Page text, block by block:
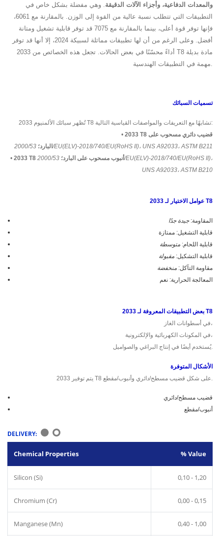
والمعدات الدفاعية، وأجزاء الآلات الدقيقة . وهي مفضلة بشكل خاص في
التطبيقات التي تتطلب نسبة عالية من القوة إلى الوزن. بالمقارنة مع 6061،
فإنها توفر قوة أعلى، بينما بالمقارنة مع 7075 قد توفر قابلية تشغيل ومتانة
أفضل. وعلى الرغم من أن لها تطبيقات مماثلة لسبيكة 2024، إلا أنها قد توفر
أداءً محسّنًا في بعض الحالات. تجعل هذه الخصائص من 2033 T8 مادة بديلة
تسميات السبائك
تُظهر سبائك الألمنيوم 2033 T8 تشابهًا مع التعريفات والمواصفات القياسية التالية:
• 2033 T8 قضيب دائري مسحوب على
البارد؛2000/53/EU(ELV)-2018/740/EU(RoHS II)، UNS A92033، ASTM B211
•
2033 T8 أنبوب مسحوب على البارد؛ 2000/53/EU(ELV)-2018/740/EU(RoHS II)،
UNS A92033، ASTM B210
عوامل الاختيار لـ 2033 T8
المقاومة:جيدة جدًا
قابلية التشغيل: ممتازة
قابلية اللحام: متوسطة
قابلية التشكيل: مقبولة
مقاومة التآكل: منخفضة
المعالجة الحرارية: نعم
بعض التطبيقات المعروفة لـ 2033 T8
في أسطوانات الغاز،
في المكونات الكهربائية والإلكترونية،
يُستخدم أيضًا في إنتاج البراغي والصواميل.
الأشكال المتوفرة
قضيب مسطح/دائري
أنبوب/مقطع
DELIVERY:
Chemical Properties % Value
Silicon (Si) 0,10 - 1,20
Chromium (Cr) 0,00 - 0,15
Manganese (Mn) 0,40 - 1,00